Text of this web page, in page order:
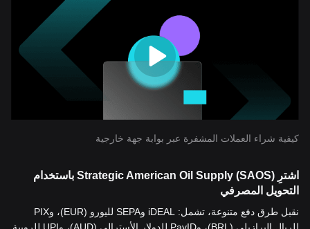
كيفية شراء العملات المشفرة عبر بوابة جهة خارجية
اشترِ (SAOS) Strategic American Oil Supply باستخدام
التحويل المصرفي
نقبل طرق دفع متنوعة، تشمل: iDEAL وSEPA لليورو (EUR)، وPIX